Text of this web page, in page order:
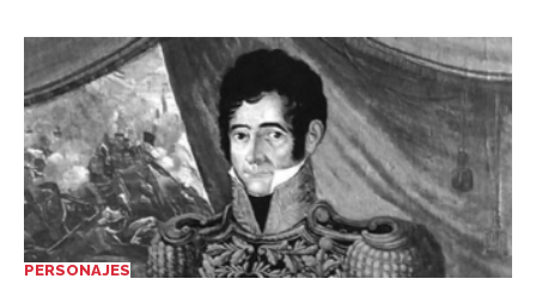
PERSONAJES